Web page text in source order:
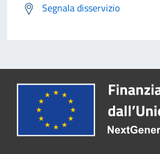
Segnala disservizio